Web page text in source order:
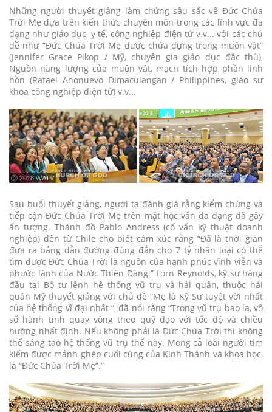
Những người thuyết giảng làm chứng sâu sắc về Đức Chúa
Trời Mẹ dựa trên kiến thức chuyên môn trong các lĩnh vực đa
dạng như giáo dục, y tế, công nghiệp điện tử v.v... với các chủ
đề như “Đức Chúa Trời Mẹ được chứa đựng trong muôn vật”
(Jennifer Grace Pikop / Mỹ, chuyên gia giáo dục đặc thù),
Nguồn năng lượng của muôn vật, mạch tích hợp phần linh
hồn (Rafael Anonuevo Dimaculangan / Philippines, giáo sư
khoa công nghiệp điện tử) v.v...
ⓒ 2018 WATV
Sau buổi thuyết giảng, người ta đánh giá rằng kiểm chứng và
tiếp cận Đức Chúa Trời Mẹ trên mặt học vấn đa dạng đã gây
ấn tượng. Thánh đồ Pablo Andress (cố vấn kỹ thuật doanh
nghiệp) đến từ Chile cho biết cảm xúc rằng “Đã là thời gian
đưa ra bảng dẫn đường đúng đắn cho 7 tỷ nhân loại có thể
tìm được Đức Chúa Trời là nguồn của hạnh phúc vĩnh viễn và
phước lành của Nước Thiên Đàng.” Lorn Reynolds, kỹ sư hàng
đầu tại Bộ tư lệnh hệ thống vũ trụ và hải quân, thuộc hải
quân Mỹ thuyết giảng với chủ đề “Mẹ là Kỹ Sư tuyệt vời nhất
của hệ thống vĩ đại nhất “, đã nói rằng “Trong vũ trụ bao la, vô
số hành tinh quay vòng theo quỹ đạo với tốc độ và chiều
hướng nhất định. Nếu không phải là Đức Chúa Trời thì không
thể sáng tạo hệ thống vũ trụ thể này. Mong cả loài người tìm
kiếm được mảnh ghép cuối cùng của Kinh Thánh và khoa học,
là “Đức Chúa Trời Mẹ”.”